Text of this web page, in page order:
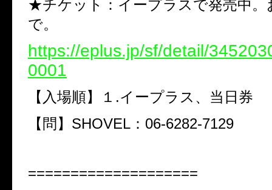
★チケット：イープラスで発売中。
で。
https://eplus.jp/sf/detail/
0001
【入場順】１.イープラス、当日券
【問】SHOVEL：06-6282-7129
====================